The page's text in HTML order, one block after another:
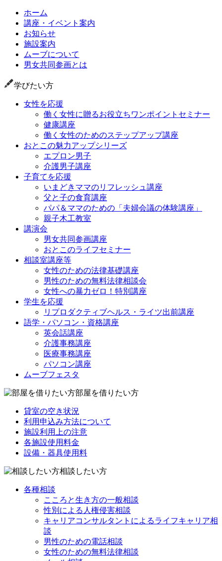
ホーム
講座・イベント案内
お知らせ
施設案内
ムーブについて
男女共同参画とは
学びたい方
女性を応援
働く女性に贈るお役立ちワンポイントセミナー
健康講座
働く女性のためのステップアップ講座
おとこの魅力アップシリーズ
エプロン男子
介護男子講座
子育てを応援
いまどきママのリフレッシュ講座
父と子の食育講座
パパ＆ママのための「夫婦会議の体験講座」
親子木工教室
講演会
男女共同参画講座
おとこのライフセミナー
相談室講座等
女性のための法律基礎講座
男性のための無料法律相談会
女性への暴力ゼロ！特別講座
学生を応援
リプロダクティブヘルス・ライツ出前講座
語学・パソコン・資格講座
英会話講座
介護事務講座
医療事務講座
パソコン講座
ムーブフェスタ
部屋を借りたい方
貸室の空き状況
利用申込み方法について
施設利用上の注意
各施設使用料金
設備・器具使用料
相談したい方
各種相談
こころと生き方の一般相談
性別による人権侵害相談
キャリアコンサルタントによるライフキャリア相
談
男性のための電話相談
女性のための無料法律相談